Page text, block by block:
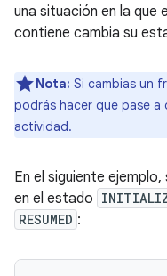
una situación en la
contiene cambia su
Nota: Si cambias un
podrás hacer que pase
actividad.
En el siguiente
en el estado
RESUMED :